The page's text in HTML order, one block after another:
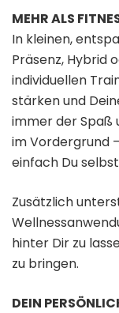
MEHR ALS
In kleinen,
Präsenz, Hybrid
individuellen
stärken und
immer der Spaß
im Vordergrund
einfach Du
Zusätzlich
hinter Dir zu
zu bringen.
DEIN